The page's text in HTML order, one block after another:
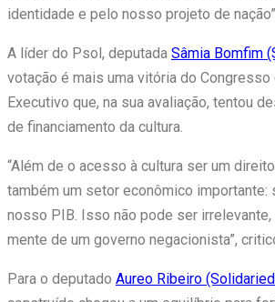
identidade e pelo nosso projeto de
A líder do Psol, deputada Sâmia Bomfim
votação é mais uma vitória do
Executivo que, na sua avaliação, tentou
de financiamento da cultura.
“Além de o acesso à cultura ser um
também um setor econômico importante:
nosso PIB. Isso não pode ser
mente de um governo negacionista”,
Para o deputado Aureo Ribeiro